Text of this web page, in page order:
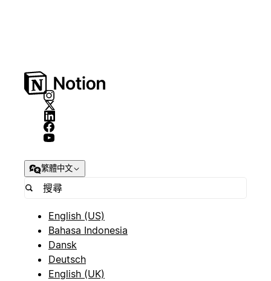
繁體中文
English (US)
Bahasa Indonesia
Dansk
Deutsch
English (UK)